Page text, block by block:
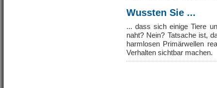
Wussten Sie ...
... dass sich einige Tiere
naht? Nein? Tatsache ist,
harmlosen Primärwellen
Verhalten sichtbar machen.